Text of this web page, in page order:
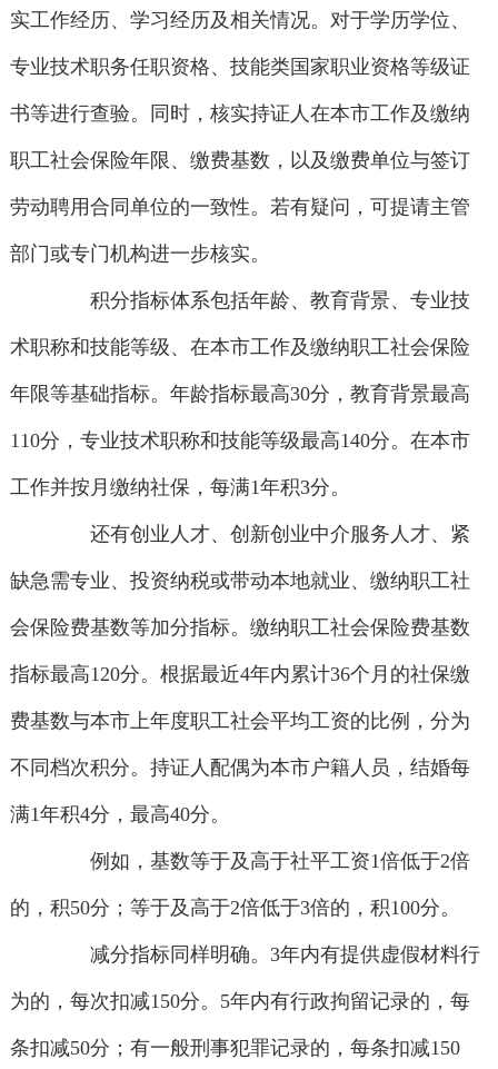
实工作经历、学习经历及相关情况。对于学历学位、
专业技术职务任职资格、技能类国家职业资格等级证
书等进行查验。同时，核实持证人在本市工作及缴纳
职工社会保险年限、缴费基数，以及缴费单位与签订
劳动聘用合同单位的一致性。若有疑问，可提请主管
部门或专门机构进一步核实。
积分指标体系包括年龄、教育背景、专业技
术职称和技能等级、在本市工作及缴纳职工社会保险
年限等基础指标。年龄指标最高30分，教育背景最高
110分，专业技术职称和技能等级最高140分。在本市
工作并按月缴纳社保，每满1年积3分。
还有创业人才、创新创业中介服务人才、紧
缺急需专业、投资纳税或带动本地就业、缴纳职工社
会保险费基数等加分指标。缴纳职工社会保险费基数
指标最高120分。根据最近4年内累计36个月的社保缴
费基数与本市上年度职工社会平均工资的比例，分为
不同档次积分。持证人配偶为本市户籍人员，结婚每
满1年积4分，最高40分。
例如，基数等于及高于社平工资1倍低于2倍
的，积50分；等于及高于2倍低于3倍的，积100分。
减分指标同样明确。3年内有提供虚假材料行
为的，每次扣减150分。5年内有行政拘留记录的，每
条扣减50分；有一般刑事犯罪记录的，每条扣减150